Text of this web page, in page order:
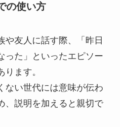
の使い方
や友人に話す際、「昨日
った」といったエピソー
ります。
ない世代には意味が伝わ
、説明を加えると親切で